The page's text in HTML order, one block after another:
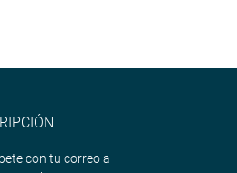
con tu correo a